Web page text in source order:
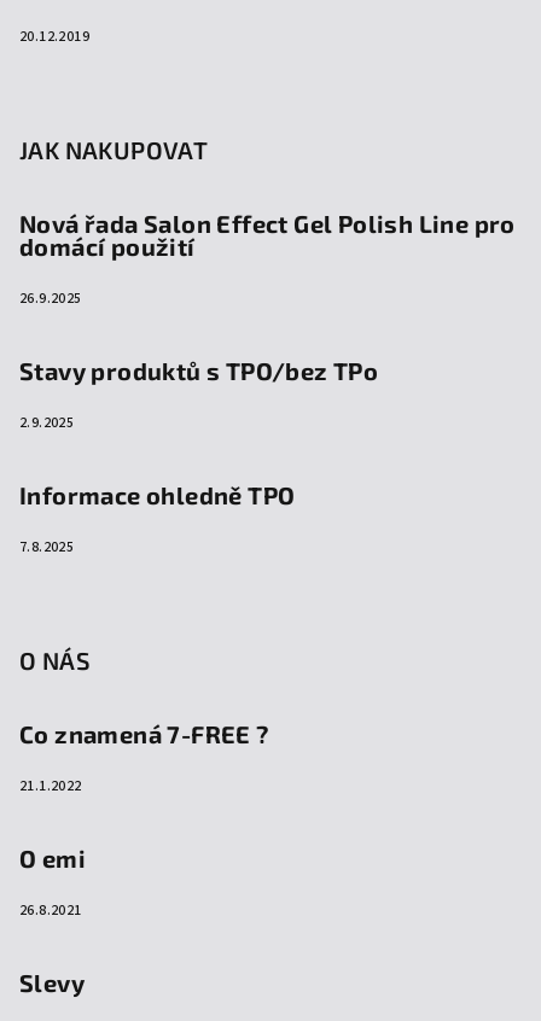
20.12.2019
JAK NAKUPOVAT
Nová řada Salon Effect Gel Polish Line pro
domácí použití
26.9.2025
Stavy produktů s TPO/bez TPo
2.9.2025
Informace ohledně TPO
7.8.2025
O NÁS
Co znamená 7-FREE ?
21.1.2022
O emi
26.8.2021
Slevy